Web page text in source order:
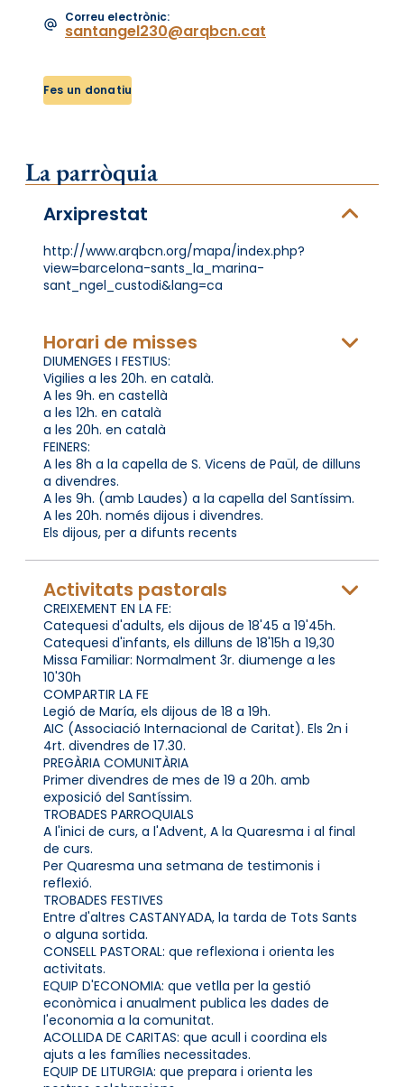
Correu electrònic:
santangel230@arqbcn.cat
Fes un donatiu
La parròquia
Arxiprestat
http://www.arqbcn.org/mapa/index.php?
view=barcelona-sants_la_marina-
sant_ngel_custodi&lang=ca
Horari de misses
DIUMENGES I FESTIUS:
Vigilies a les 20h. en català.
A les 9h. en castellà
a les 12h. en català
a les 20h. en català
FEINERS:
A les 8h a la capella de S. Vicens de Paül, de dilluns
a divendres.
A les 9h. (amb Laudes) a la capella del Santíssim.
A les 20h. només dijous i divendres.
Els dijous, per a difunts recents
Activitats pastorals
CREIXEMENT EN LA FE:
Catequesi d'adults, els dijous de 18'45 a 19'45h.
Catequesi d'infants, els dilluns de 18'15h a 19,30
Missa Familiar: Normalment 3r. diumenge a les
10'30h
COMPARTIR LA FE
Legió de María, els dijous de 18 a 19h.
AIC (Associació Internacional de Caritat). Els 2n i
4rt. divendres de 17.30.
PREGÀRIA COMUNITÀRIA
Primer divendres de mes de 19 a 20h. amb
exposició del Santíssim.
TROBADES PARROQUIALS
A l'inici de curs, a l'Advent, A la Quaresma i al final
de curs.
Per Quaresma una setmana de testimonis i
reflexió.
TROBADES FESTIVES
Entre d'altres CASTANYADA, la tarda de Tots Sants
o alguna sortida.
CONSELL PASTORAL: que reflexiona i orienta les
activitats.
EQUIP D'ECONOMIA: que vetlla per la gestió
econòmica i anualment publica les dades de
l'economia a la comunitat.
ACOLLIDA DE CARITAS: que acull i coordina els
ajuts a les famílies necessitades.
EQUIP DE LITURGIA: que prepara i orienta les